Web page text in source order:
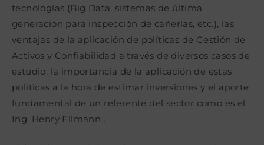
tecnologías (Big Data ,sistemas de última
generación para inspección de cañerías, etc.), las
ventajas de la aplicación de políticas de Gestión de
Activos y Confiabilidad a través de diversos casos de
estudio, la importancia de la aplicación de estas
políticas a la hora de estimar inversiones y el aporte
fundamental de un referente del sector como es el
Ing. Henry Ellmann .